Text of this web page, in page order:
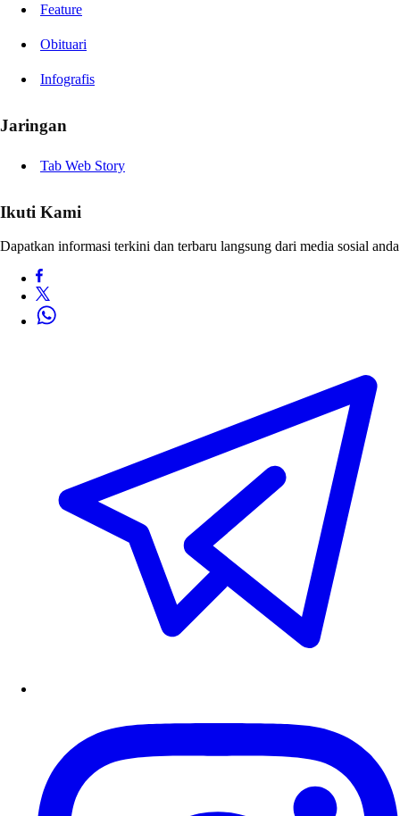
Feature
Obituari
Infografis
Jaringan
Tab Web Story
Ikuti Kami
Dapatkan informasi terkini dan terbaru langsung dari media sosial anda